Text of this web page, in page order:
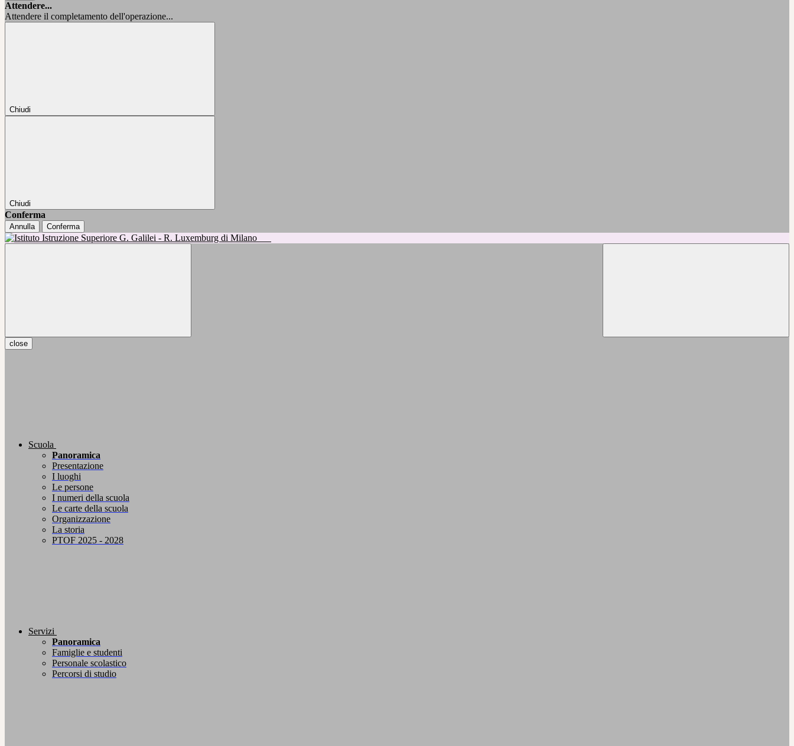
Attendere...
Attendere il completamento dell'operazione...
Chiudi
Chiudi
Conferma
Annulla Conferma
close
Scuola
Panoramica
Presentazione
I luoghi
Le persone
I numeri della scuola
Le carte della scuola
Organizzazione
La storia
PTOF 2025 - 2028
Servizi
Panoramica
Famiglie e studenti
Personale scolastico
Percorsi di studio